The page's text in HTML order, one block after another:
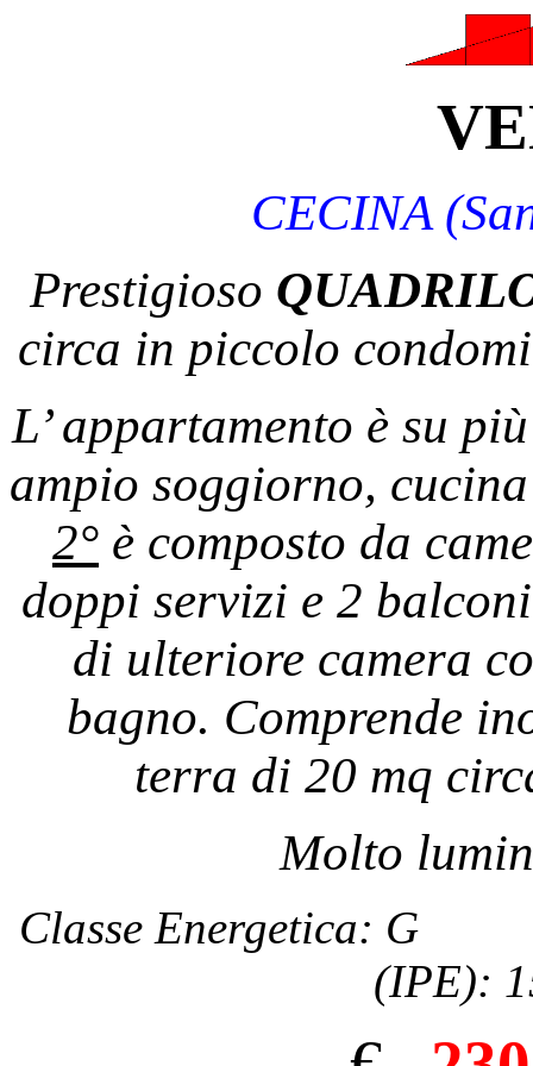
CECINA
Prestigioso
circa in piccolo
L’ appartamento è su
ampio soggiorno,
2° è composto da
doppi servizi e 2
di ulteriore camera
bagno. Comprende
terra di 20 mq
Molto
Classe Energetica: G
(IPE):